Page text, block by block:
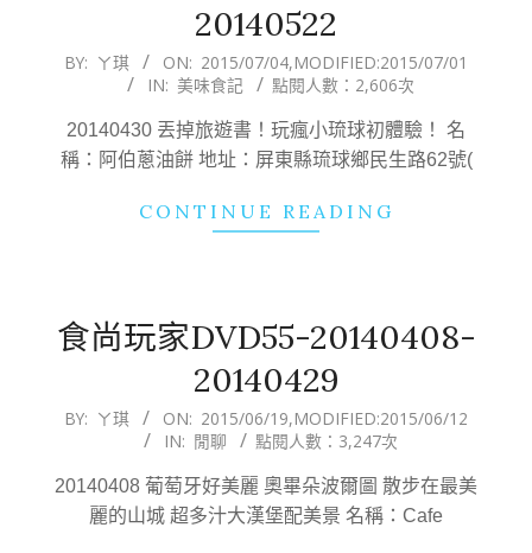
20140522
2015-
04
BY: ㄚ琪 ON: 2015/07/04,MODIFIED:2015/07/01
IN: 美味食記 點閱人數：2,606次
20140430 丟掉旅遊書！玩瘋小琉球初體驗！ 名
稱：阿伯蔥油餅 地址：屏東縣琉球鄉民生路62號(
CONTINUE READING
食尚玩家DVD55-20140408-
20140429
2015-
19
BY: ㄚ琪 ON: 2015/06/19,MODIFIED:2015/06/12
IN: 閒聊 點閱人數：3,247次
20140408 葡萄牙好美麗 奧畢朵波爾圖 散步在最美
麗的山城 超多汁大漢堡配美景 名稱：Cafe